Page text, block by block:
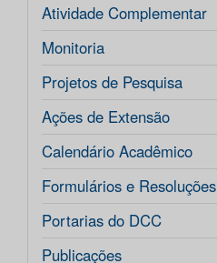
Atividade Complementar
Monitoria
Projetos de Pesquisa
Ações de Extensão
Calendário Acadêmico
Formulários e Resoluções
Portarias do DCC
Publicações